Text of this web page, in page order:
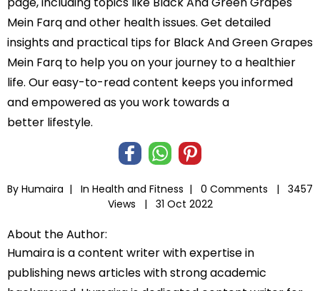
Mein Farq and other health issues. Get detailed
insights and practical tips for Black And Green Grapes
Mein Farq to help you on your journey to a healthier
life. Our easy-to-read content keeps you informed
and empowered as you work towards a
better lifestyle.
By Humaira | In Health and Fitness | 0 Comments |
3457
Views |
31 Oct 2022
About the Author:
Humaira is a content writer with expertise in
publishing news articles with strong academic